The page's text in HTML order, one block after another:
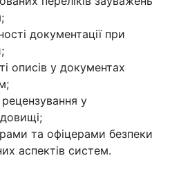
документації при
описів у документах
у
та офіцерами безпеки
аспектів систем.